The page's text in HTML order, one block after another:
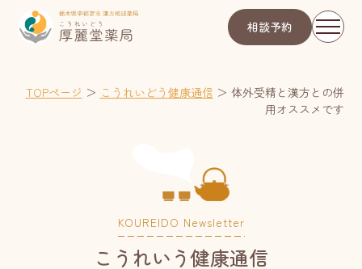
相談予約
TOPページ ＞ こうれいどう健康通信 ＞ 体外受精と漢方との併
用オススメです
KOUREIDO Newsletter
こうれいう健康通信